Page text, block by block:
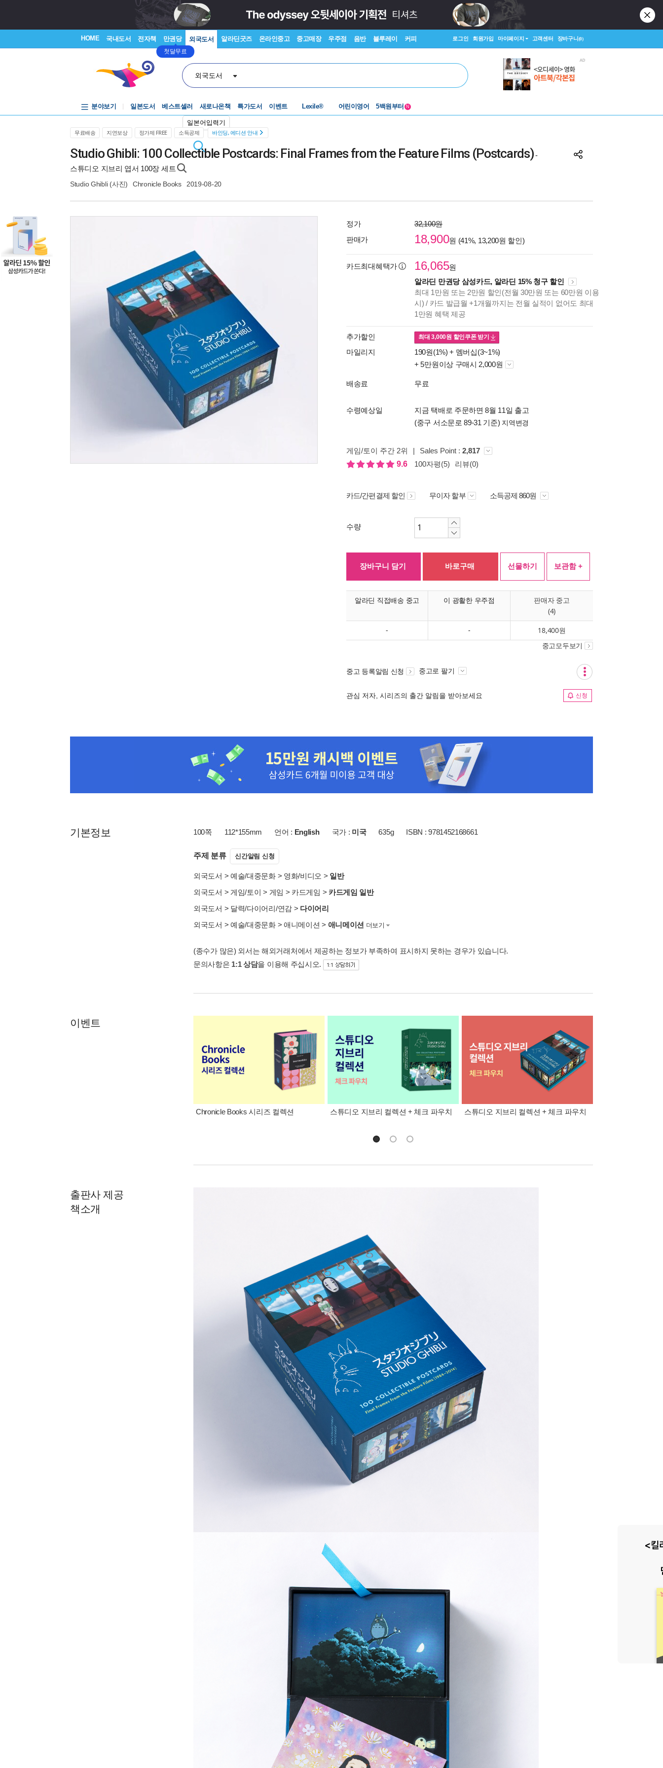
HOME 국내도서 전자책 만권당
첫달무료
외국도서 알라딘굿즈 온라인중고 중고매장 우주점 음반 블루레이 커피 로그인 회원가입 마이페이지 고객센터 장바구니(0)
외국도서
일본어입력기
분야보기 일본도서 베스트셀러 새로나온책 특가도서 이벤트
Lexile®
어린이영어
5백원부터
N
무료배송 지연보상 정가제 FREE 소득공제 바인딩, 에디션 안내
Studio Ghibli: 100 Collectible Postcards: Final Frames from the Feature Films (Postcards)-
스튜디오 지브리 엽서 100장 세트
Studio Ghibli(사진) Chronicle Books 2019-08-20
정가
32,100원
판매가
18,900원 (41%, 13,200원 할인)
카드최대혜택가 16,065원
알라딘 만권당 삼성카드, 알라딘 15% 청구 할인
최대 1만원 또는 2만원 할인(전월 30만원 또는 60만원 이용
시) / 카드 발급월 +1개월까지는 전월 실적이 없어도 최대
1만원 혜택 제공
추가할인 최대3,000원 할인쿠폰 받기
마일리지 190원(1%) + 멤버십(3~1%)
+ 5만원이상 구매시 2,000원
배송료 무료
수령예상일
지금 택배로 주문하면 8월 11일 출고
(중구 서소문로 89-31 기준) 지역변경
게임/토이 주간 2위 | Sales Point : 2,817
9.6
100자평(5) 리뷰(0)
카드/간편결제 할인 무이자 할부 소득공제 860원
수량
장바구니 담기 바로구매 선물하기 보관함 +
알라딘 직접배송 중고 이 광활한 우주점
판매자 중고
(4)
- - 18,400원
중고모두보기
중고 등록알림 신청 중고로 팔기
관심 저자, 시리즈의 출간 알림을 받아보세요 신청
기본정보 100쪽 112*155mm 언어 : English 국가 : 미국 635g ISBN : 9781452168661
주제 분류 신간알림 신청
외국도서 > 예술/대중문화> 영화/비디오 > 일반
외국도서 > 게임/토이 > 게임 > 카드게임 > 카드게임 일반
외국도서 > 달력/다이어리/연감> 다이어리
외국도서 > 예술/대중문화> 애니메이션 > 애니메이션 더보기
(종수가 많은) 외서는 해외거래처에서 제공하는 정보가 부족하여 표시하지 못하는 경우가 있습니다.
문의사항은 1:1 상담을 이용해 주십시오.
이벤트
Chronicle Books 시리즈 컬렉션 스튜디오 지브리 컬렉션 + 체크 파우치 스튜디오 지브리 컬렉션 + 체크 파우치
출판사 제공
책소개